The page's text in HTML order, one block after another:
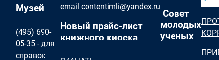
Музей
(495) 690-
05-35 - для
справок
email contentimli@yandex.ru
Новый прайс-лист
книжного киоска
Совет
молодых
ученых